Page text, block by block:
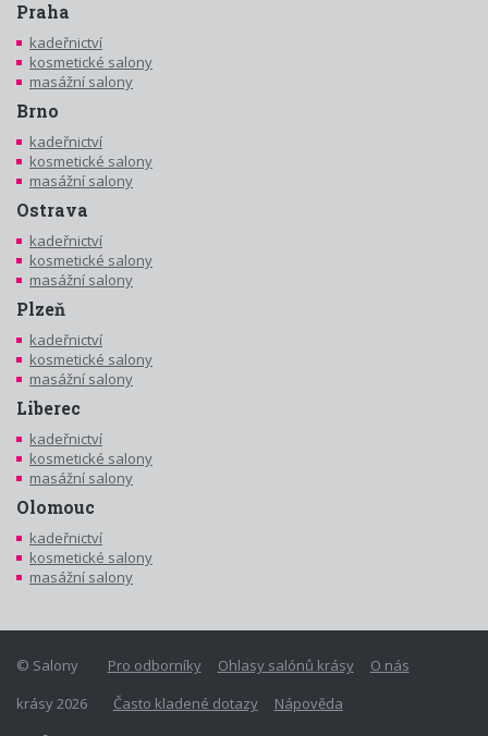
Praha
kadeřnictví
kosmetické salony
masážní salony
Brno
kadeřnictví
kosmetické salony
masážní salony
Ostrava
kadeřnictví
kosmetické salony
masážní salony
Plzeň
kadeřnictví
kosmetické salony
masážní salony
Liberec
kadeřnictví
kosmetické salony
masážní salony
Olomouc
kadeřnictví
kosmetické salony
masážní salony
Pro odborníky Ohlasy salónů krásy
O nás
Často kladené dotazy
Nápověda
© Salony
krásy 2026